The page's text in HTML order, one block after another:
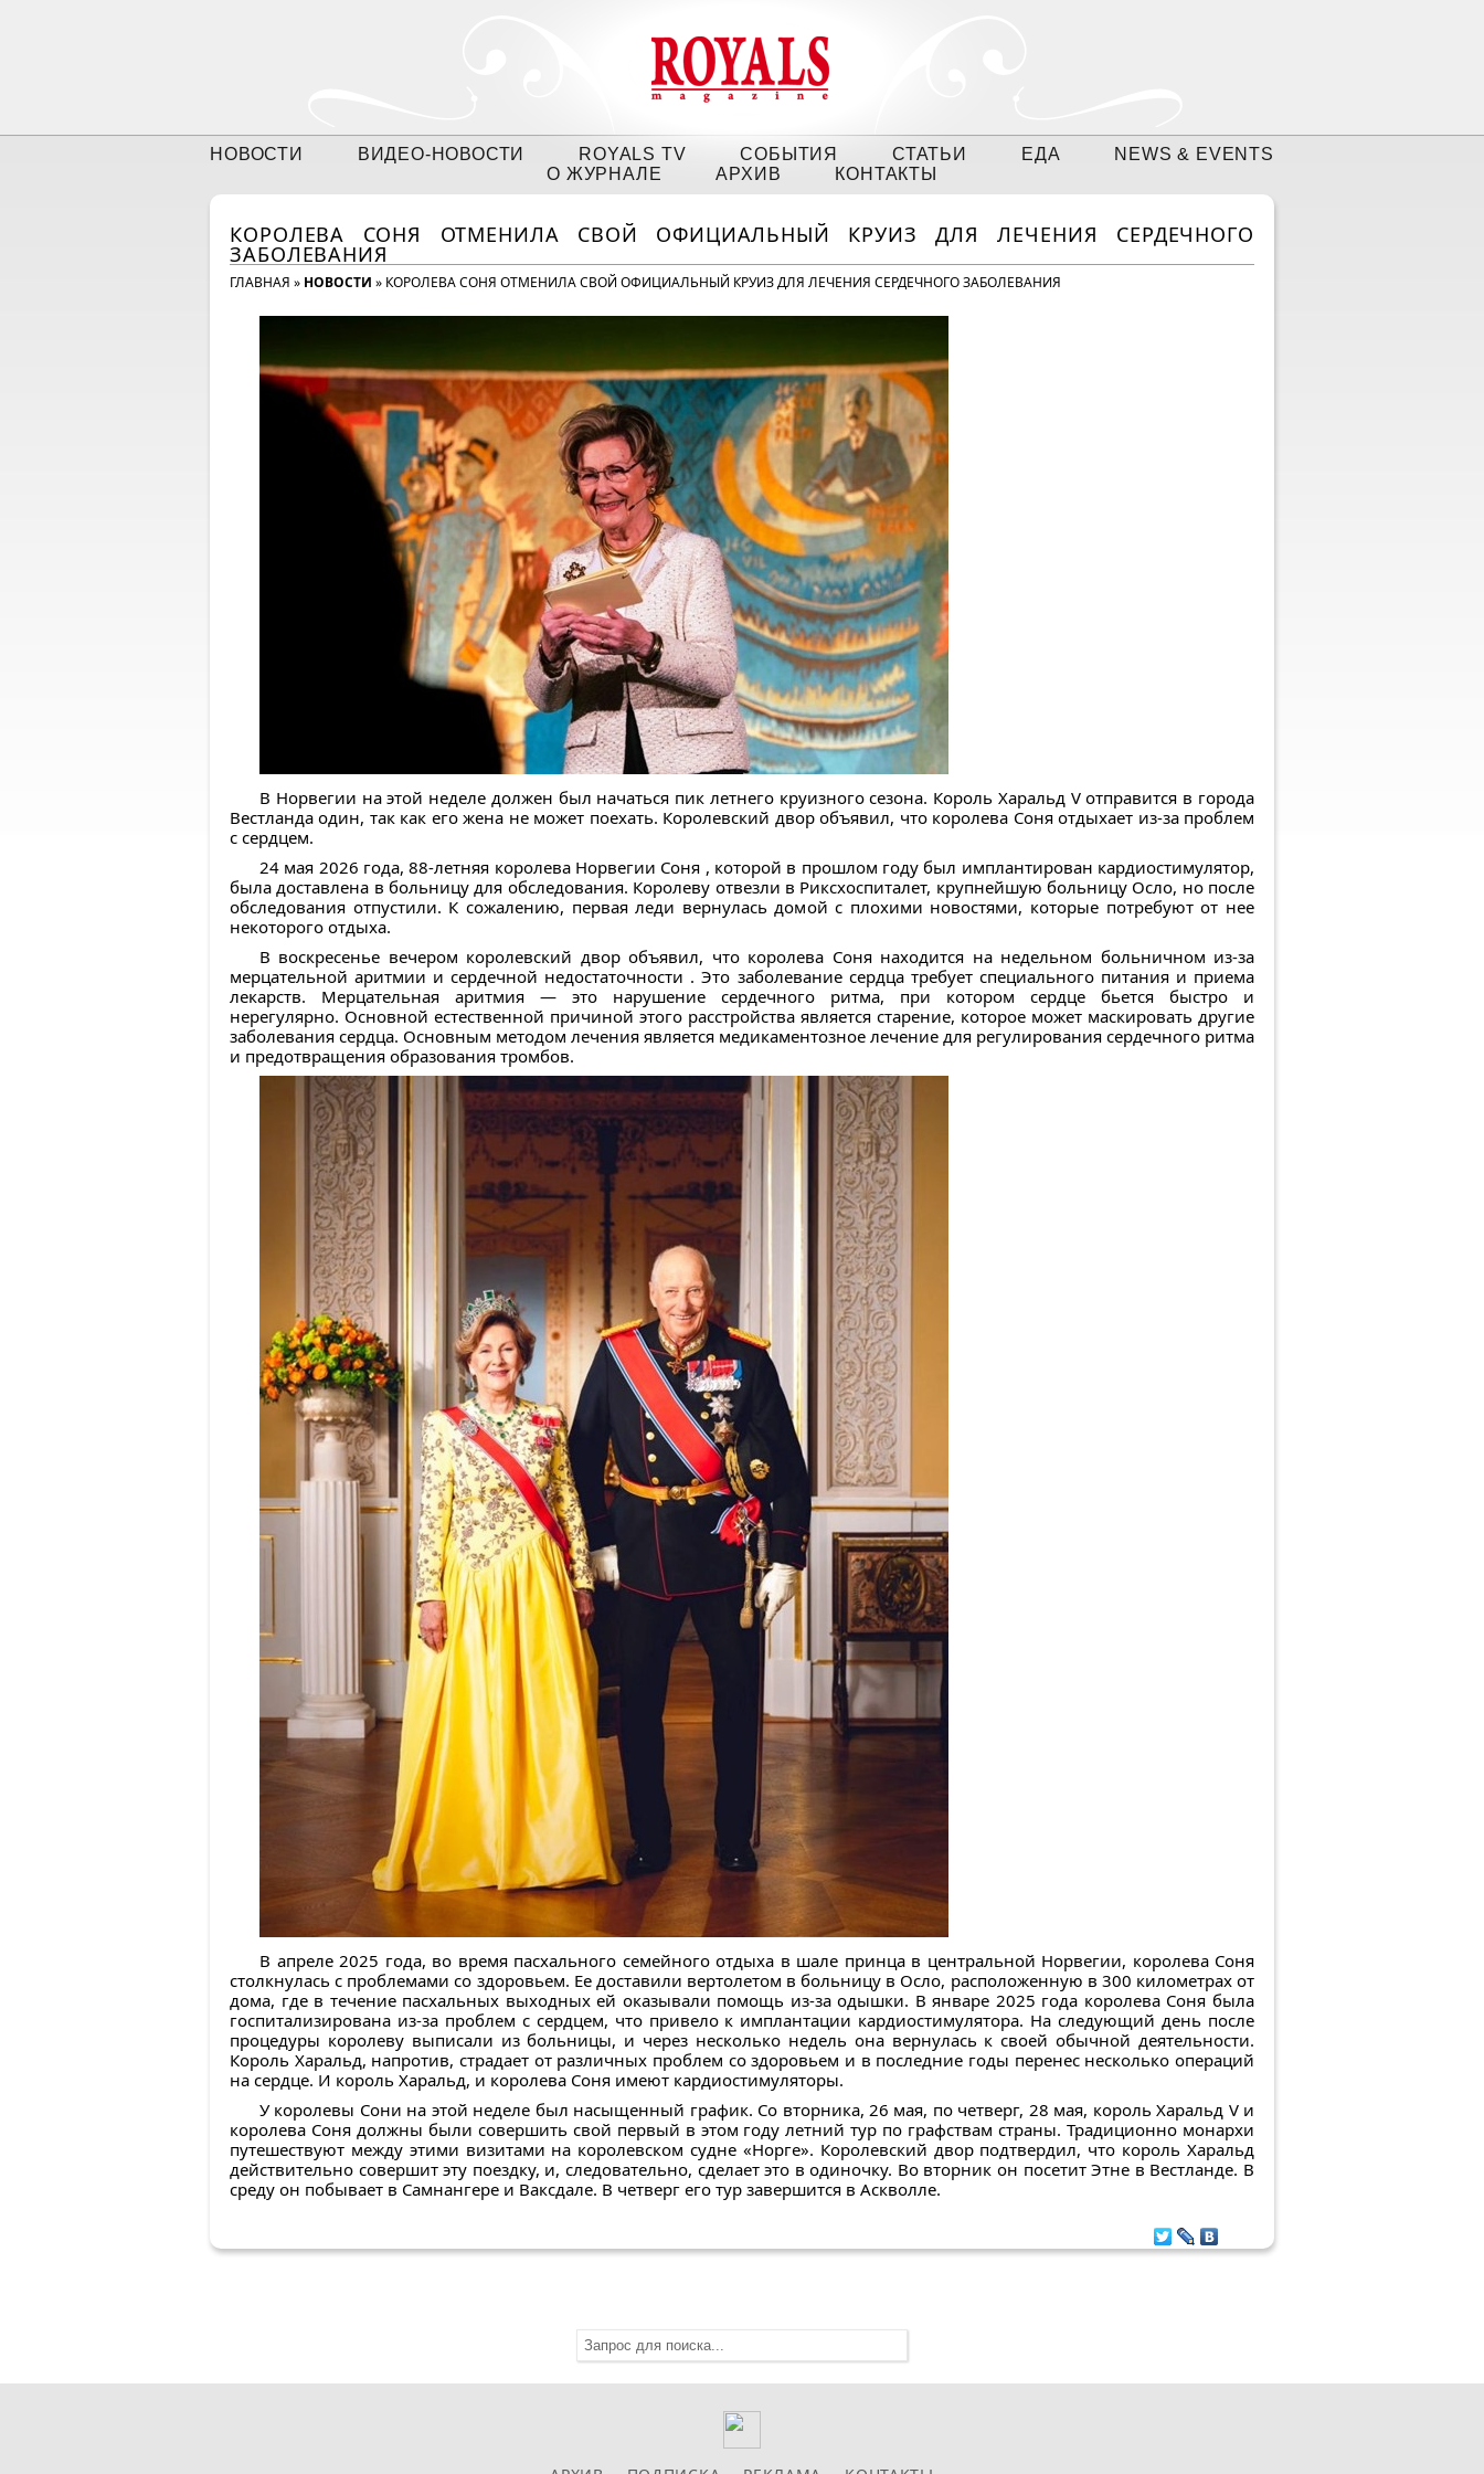
НОВОСТИ ВИДЕО-НОВОСТИ ROYALS TV СОБЫТИЯ СТАТЬИ ЕДА
NEWS & EVENTS
О ЖУРНАЛЕ
АРХИВ КОНТАКТЫ
КОРОЛЕВА СОНЯ ОТМЕНИЛА СВОЙ ОФИЦИАЛЬНЫЙ КРУИЗ ДЛЯ ЛЕЧЕНИЯ СЕРДЕЧНОГО
ЗАБОЛЕВАНИЯ
ГЛАВНАЯ » НОВОСТИ » КОРОЛЕВА СОНЯ ОТМЕНИЛА СВОЙ ОФИЦИАЛЬНЫЙ КРУИЗ ДЛЯ ЛЕЧЕНИЯ СЕРДЕЧНОГО ЗАБОЛЕВАНИЯ
В Норвегии на этой неделе должен был начаться пик летнего круизного сезона. Король Харальд V отправится в города
Вестланда один, так как его жена не может поехать. Королевский двор объявил, что королева Соня отдыхает из-за проблем
с сердцем.
24 мая 2026 года, 88-летняя королева Норвегии Соня , которой в прошлом году был имплантирован кардиостимулятор,
была доставлена в больницу для обследования. Королеву отвезли в Риксхоспиталет, крупнейшую больницу Осло, но после
обследования отпустили. К сожалению, первая леди вернулась домой с плохими новостями, которые потребуют от нее
некоторого отдыха.
В воскресенье вечером королевский двор объявил, что королева Соня находится на недельном больничном из-за
мерцательной аритмии и сердечной недостаточности . Это заболевание сердца требует специального питания и приема
лекарств. Мерцательная аритмия — это нарушение сердечного ритма, при котором сердце бьется быстро и
нерегулярно. Основной естественной причиной этого расстройства является старение, которое может маскировать другие
заболевания сердца. Основным методом лечения является медикаментозное лечение для регулирования сердечного ритма
и предотвращения образования тромбов.
В апреле 2025 года, во время пасхального семейного отдыха в шале принца в центральной Норвегии, королева Соня
столкнулась с проблемами со здоровьем. Ее доставили вертолетом в больницу в Осло, расположенную в 300 километрах от
дома, где в течение пасхальных выходных ей оказывали помощь из-за одышки. В январе 2025 года королева Соня была
госпитализирована из-за проблем с сердцем, что привело к имплантации кардиостимулятора. На следующий день после
процедуры королеву выписали из больницы, и через несколько недель она вернулась к своей обычной деятельности.
Король Харальд, напротив, страдает от различных проблем со здоровьем и в последние годы перенес несколько операций
на сердце. И король Харальд, и королева Соня имеют кардиостимуляторы.
У королевы Сони на этой неделе был насыщенный график. Со вторника, 26 мая, по четверг, 28 мая, король Харальд V и
королева Соня должны были совершить свой первый в этом году летний тур по графствам страны. Традиционно монархи
путешествуют между этими визитами на королевском судне «Норге». Королевский двор подтвердил, что король Харальд
действительно совершит эту поездку, и, следовательно, сделает это в одиночку. Во вторник он посетит Этне в Вестланде. В
среду он побывает в Самнангере и Ваксдале. В четверг его тур завершится в Аскволле.